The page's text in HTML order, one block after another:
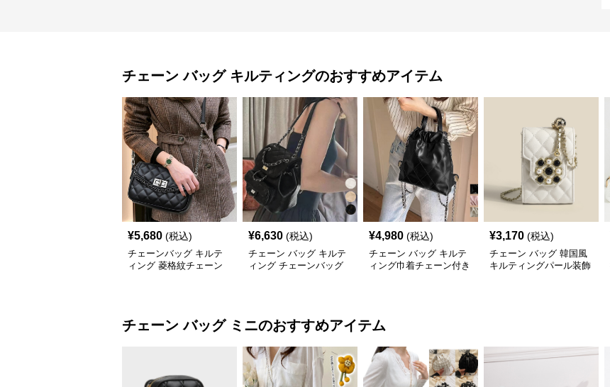
チェーン バッグ キルティングのおすすめアイテム
¥5,680 (税込)
チェーンバッグ キルテ
ィング 菱格紋チェーン
¥6,630 (税込)
チェーン バッグ キルテ
ィング チェーンバッグ
¥4,980 (税込)
チェーン バッグ キルテ
ィング巾着チェーン付き
¥3,170 (税込)
チェーン バッグ 韓国風
キルティングパール装飾
チェーン バッグ ミニのおすすめアイテム